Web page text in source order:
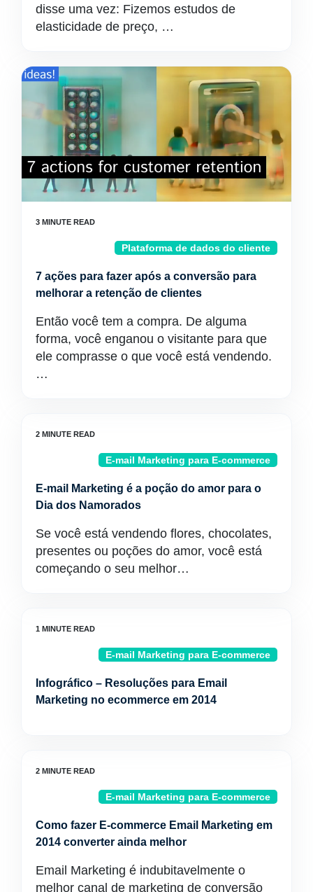
disse uma vez: Fizemos estudos de
elasticidade de preço, …
Plataforma de dados do cliente
7 ações para fazer após a conversão para
melhorar a retenção de clientes
Então você tem a compra. De alguma
forma, você enganou o visitante para que
ele comprasse o que você está vendendo.
…
E-mail Marketing para E-commerce
E-mail Marketing é a poção do amor para o
Dia dos Namorados
Se você está vendendo flores, chocolates,
presentes ou poções do amor, você está
começando o seu melhor…
E-mail Marketing para E-commerce
Infográfico – Resoluções para Email
Marketing no ecommerce em 2014
E-mail Marketing para E-commerce
Como fazer E-commerce Email Marketing em
2014 converter ainda melhor
Email Marketing é indubitavelmente o
melhor canal de marketing de conversão